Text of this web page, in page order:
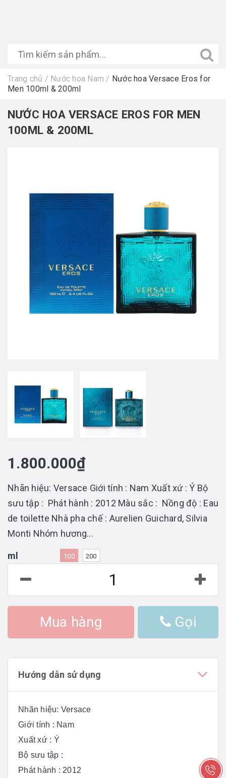
Trang chủ / Nước hoa Nam / Nước hoa Versace Eros for
Men 100ml & 200ml
NƯỚC HOA VERSACE EROS FOR MEN
100ML & 200ML
1.800.000₫
Nhãn hiệu: Versace Giới tính : Nam Xuất xứ : Ý Bộ
sưu tập : Phát hành : 2012 Màu sắc : Nồng độ : Eau
de toilette Nhà pha chế : Aurelien Guichard, Silvia
Monti Nhóm hương...
ml 100 200
Mua hàng Gọi
Hướng dẫn sử dụng
Nhãn hiệu: Versace
Giới tính : Nam
Xuất xứ : Ý
Bộ sưu tập :
Phát hành : 2012